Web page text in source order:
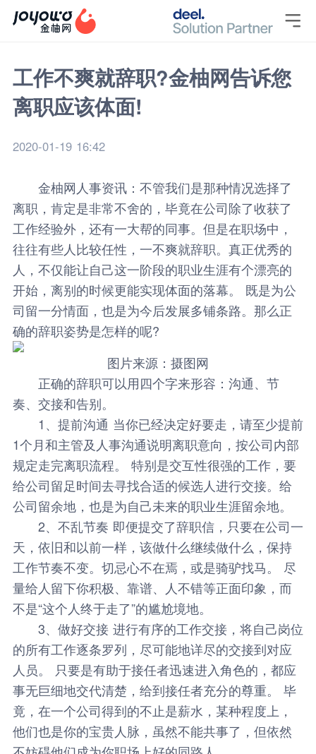

工作不爽就辞职?金柚网告诉您
离职应该体面!
2020-01-19 16:42
金柚网 人事资讯：不管我们是那种情况选择了
离职，肯定是非常不舍的，毕竟在公司除了收获了
工作经验外，还有一大帮的同事。但是在职场中，
往往有些人比较任性，一不爽就辞职。真正优秀的
人，不仅能让自己这一阶段的职业生涯有个漂亮的
开始，离别的时候更能实现体面的落幕。 既是为公
司留一分情面，也是为今后发展多铺条路。那么正
确的辞职姿势是怎样的呢?
图片来源：摄图网
正确的辞职可以用四个字来形容：沟通、节
奏、交接和告别。
1、提前沟通 当你已经决定好要走，请至少提前
1个月和主管及人事沟通说明离职意向，按公司内部
规定走完离职流程。 特别是交互性很强的工作，要
给公司留足时间去寻找合适的候选人进行交接。给
公司留余地，也是为自己未来的职业生涯留余地。
2、不乱节奏 即便提交了辞职信，只要在公司一
天，依旧和以前一样，该做什么继续做什么，保持
工作节奏不变。切忌心不在焉，或是骑驴找马。 尽
量给人留下你积极、靠谱、人不错等正面印象，而
不是“这个人终于走了”的尴尬境地。
3、做好交接进行有序的工作交接，将自己岗位
的所有工作逐条罗列，尽可能地详尽的交接到对应
人员。 只要是有助于接任者迅速进入角色的，都应
事无巨细地交代清楚，给到接任者充分的尊重。 毕
竟，在一个公司得到的不止是薪水，某种程度上，
他们也是你的宝贵人脉，虽然不能共事了，但依然